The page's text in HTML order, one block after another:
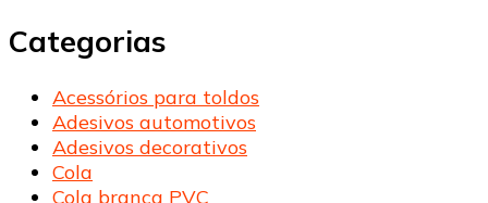
Categorias
Acessórios para toldos
Adesivos automotivos
Adesivos decorativos
Cola
Cola branca PVC